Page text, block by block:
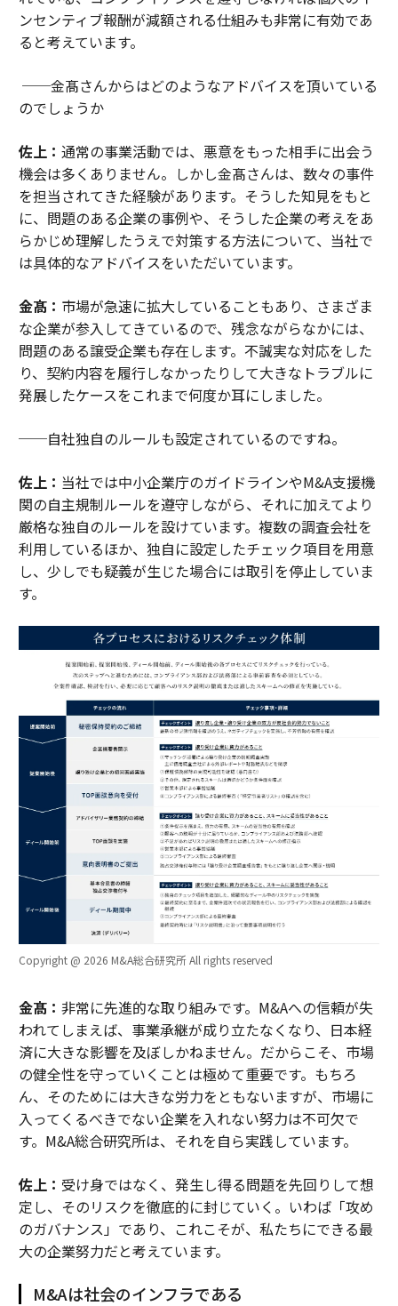
ンセンティブ報酬が減額される仕組みも非常に有効であ
ると考えています。
──金髙さんからはどのようなアドバイスを頂いている
のでしょうか
佐上： 通常の事業活動では、悪意をもった相手に出会う
機会は多くありません。しかし金髙さんは、数々の事件
を担当されてきた経験があります。そうした知見をもと
に、問題のある企業の事例や、そうした企業の考えをあ
らかじめ理解したうえで対策する方法について、当社で
は具体的なアドバイスをいただいています。
金髙： 市場が急速に拡大していることもあり、さまざま
な企業が参入してきているので、残念ながらなかには、
問題のある譲受企業も存在します。不誠実な対応をした
り、契約内容を履行しなかったりして大きなトラブルに
発展したケースをこれまで何度か耳にしました。
──自社独自のルールも設定されているのですね。
佐上： 当社では中小企業庁のガイドラインやM&A支援機
関の自主規制ルールを遵守しながら、それに加えてより
厳格な独自のルールを設けています。複数の調査会社を
利用しているほか、独自に設定したチェック項目を用意
し、少しでも疑義が生じた場合には取引を停止していま
す。
Copyright @ 2026 M&A総合研究所 All rights reserved
金髙： 非常に先進的な取り組みです。M&Aへの信頼が失
われてしまえば、事業承継が成り立たなくなり、日本経
済に大きな影響を及ぼしかねません。だからこそ、市場
の健全性を守っていくことは極めて重要です。もちろ
ん、そのためには大きな労力をともないますが、市場に
入ってくるべきでない企業を入れない努力は不可欠で
す。M&A総合研究所は、それを自ら実践しています。
佐上： 受け身ではなく、発生し得る問題を先回りして想
定し、そのリスクを徹底的に封じていく。いわば「攻め
のガバナンス」であり、これこそが、私たちにできる最
大の企業努力だと考えています。
M&Aは社会のインフラである